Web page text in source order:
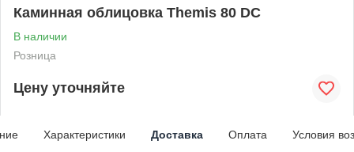
Каминная облицовка Themis 80 DC
В наличии
Розница
Цену уточняйте
Характеристики Доставка Оплата Условия